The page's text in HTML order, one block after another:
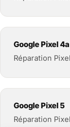
Google Pixel 4a
Réparation
Google Pixel 5
Réparation